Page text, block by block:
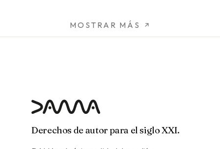
MOSTRAR MÁS
Derechos de autor para el siglo XXI.